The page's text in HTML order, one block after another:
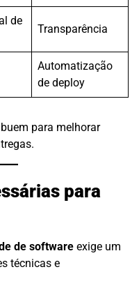
de
Transparência
Automatização
de deploy
para melhorar
para
de software exige um
técnicas e